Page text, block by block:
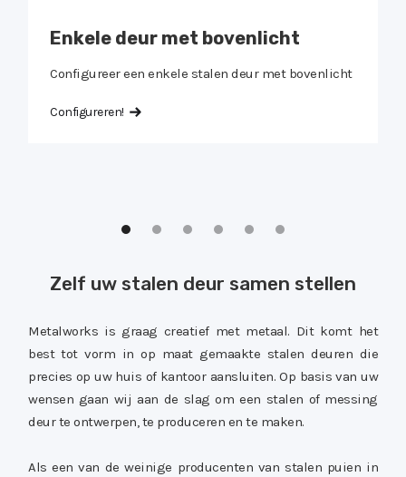
Enkele deur met bovenlicht
Configureer een enkele stalen deur met bovenlicht
Configureren!
Zelf uw stalen deur samen stellen
Metalworks is graag creatief met metaal. Dit komt het
best tot vorm in op maat gemaakte stalen deuren die
precies op uw huis of kantoor aansluiten. Op basis van uw
wensen gaan wij aan de slag om een stalen of messing
deur te ontwerpen, te produceren en te maken.
Als een van de weinige producenten van stalen puien in